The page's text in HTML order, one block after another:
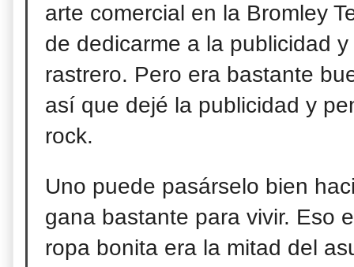
arte comercial en la Bromley
de dedicarme a la publicidad
rastrero. Pero era bastante
así que dejé la publicidad y
rock.
Uno puede pasárselo bien
gana bastante para vivir. Eso
ropa bonita era la mitad del